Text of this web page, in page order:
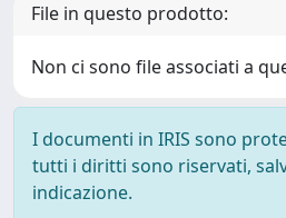
File in questo prodotto:
Non ci sono file associati a
I documenti in IRIS sono
tutti i diritti sono riservati,
indicazione.